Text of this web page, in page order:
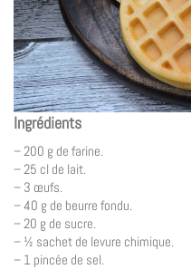
Ingrédients
– 200 g de farine.
– 25 cl de lait.
– 3 œufs.
– 40 g de beurre fondu.
– 20 g de sucre.
– ½ sachet de levure chimique.
– 1 pincée de sel.